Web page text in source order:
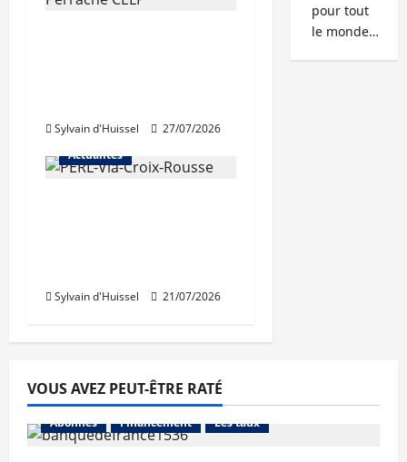
Sylvain d'Huissel
27/07/2026
Actualités
Sylvain d'Huissel 21/07/2026
pour tout
le monde…
VOUS AVEZ PEUT-ÊTRE RATÉ
Abonnés Financement Les taux